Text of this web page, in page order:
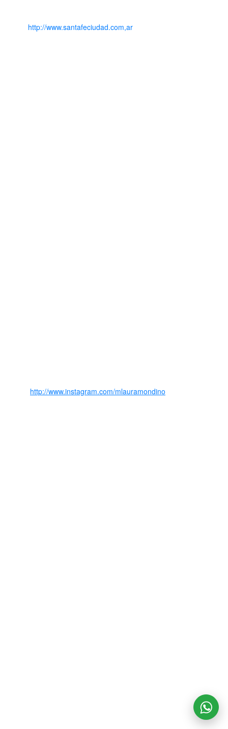
http://www.santafeciudad.com,ar
http://www.instagram.com/mlauramondino